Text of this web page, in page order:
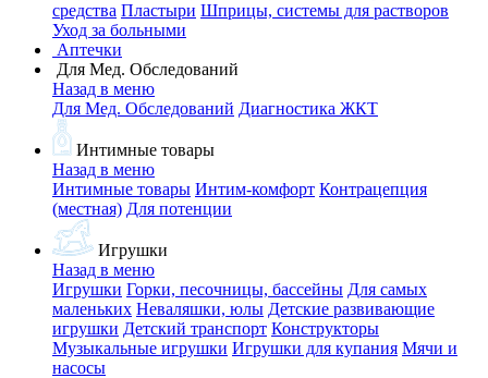
средства Пластыри Шприцы, системы для растворов
Уход за больными
Аптечки
Для Мед. Обследований
Назад в меню
Для Мед. Обследований Диагностика ЖКТ
Интимные товары
Назад в меню
Интимные товары Интим-комфорт Контрацепция
(местная) Для потенции
Игрушки
Назад в меню
Игрушки Горки, песочницы, бассейны Для самых
маленьких Неваляшки, юлы Детские развивающие
игрушки Детский транспорт Конструкторы
Музыкальные игрушки Игрушки для купания Мячи и
насосы